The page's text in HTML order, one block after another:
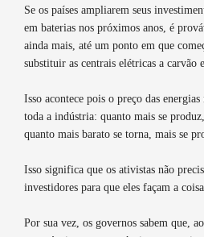
Se os países ampliarem seus
em baterias nos próximos anos, é
ainda mais, até um ponto em que
substituir as centrais elétricas a carvão
Isso acontece pois o preço das
toda a indústria: quanto mais se
quanto mais barato se torna, mais se
Isso significa que os ativistas não
investidores para que eles façam a
Por sua vez, os governos sabem que,